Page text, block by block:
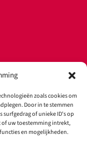
zoals cookies om
Door in te stemmen
surfgedrag of unieke ID's op
of uw toestemming intrekt,
en mogelijkheden.